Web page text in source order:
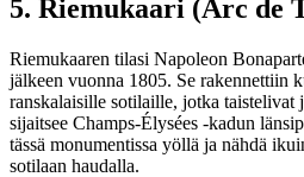
5. Riemukaari (Arc de
Riemukaaren tilasi Napoleon
jälkeen vuonna 1805. Se rakennettiin
ranskalaisille sotilaille, jotka taistelivat
sijaitsee Champs-Élysées -kadun
tässä monumentissa yöllä ja nähdä
sotilaan haudalla.